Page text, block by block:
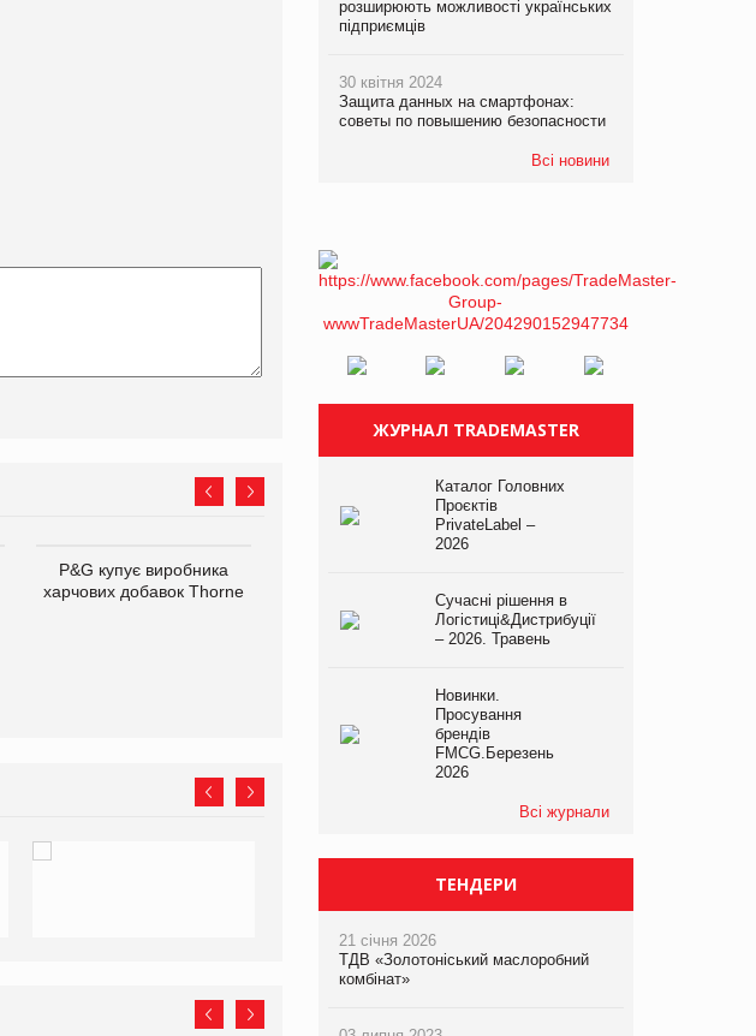
P&G купує виробника
харчових добавок Thorne
знищення своєї продукції
на складі після російської
з’явилися паучі Varto Paw
expert від власної ТМ
розширюють можливості українських
підприємців
30 квітня 2024
Защита данных на смартфонах:
советы по повышению безопасности
Всі новини
ЖУРНАЛ TRADEMASTER
Каталог Головних
Проєктів
PrivateLabel –
2026
Сучасні рішення в
Логістиці&Дистрибуції
– 2026. Травень
Новинки.
Просування
брендів
FMCG.Березень
2026
Всі журнали
ТЕНДЕРИ
21 січня 2026
ТДВ «Золотоніський маслоробний
комбінат»